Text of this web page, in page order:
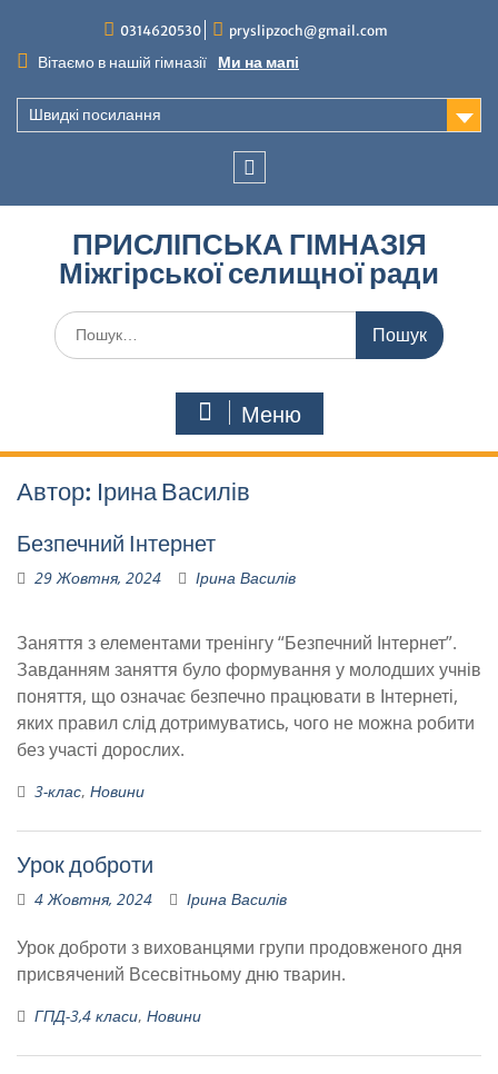
вмісту
0314620530 pryslipzoch@gmail.com
Вітаємо в нашій гімназії Ми на мапі
Швидкі посилання
ПРИСЛІПСЬКА ГІМНАЗІЯ
Міжгірської селищної ради
Шукати:
Меню
Автор: Ірина Василів
Безпечний Інтернет
29 Жовтня, 2024 Ірина Василів
Заняття з елементами тренінгу “Безпечний Інтернет”.
Завданням заняття було формування у молодших учнів
поняття, що означає безпечно працювати в Інтернеті,
яких правил слід дотримуватись, чого не можна робити
без участі дорослих.
3-клас, Новини
Урок доброти
4 Жовтня, 2024 Ірина Василів
Урок доброти з вихованцями групи продовженого дня
присвячений Всесвітньому дню тварин.
ГПД-3,4 класи, Новини